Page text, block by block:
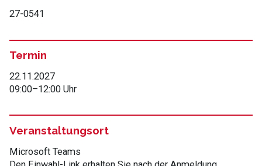
27-0541
Termin
22.11.2027
09:00–12:00 Uhr
Veranstaltungsort
Microsoft Teams